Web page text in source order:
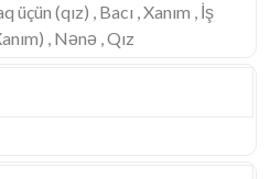
üçün (qız) , Bacı , Xanım , İş
, Nənə , Qız